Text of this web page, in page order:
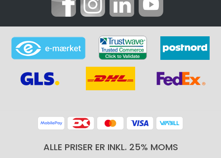
ALLE PRISER ER INKL. 25% MOMS